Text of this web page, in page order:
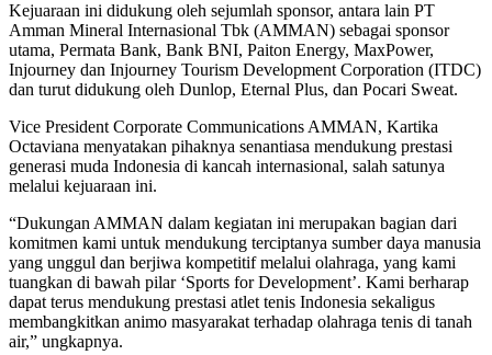
Kejuaraan ini didukung oleh sejumlah sponsor, antara lain PT
Amman Mineral Internasional Tbk (AMMAN) sebagai sponsor
utama, Permata Bank, Bank BNI, Paiton Energy, MaxPower,
Injourney dan Injourney Tourism Development Corporation (ITDC)
dan turut didukung oleh Dunlop, Eternal Plus, dan Pocari Sweat.
Vice President Corporate Communications AMMAN, Kartika
Octaviana menyatakan pihaknya senantiasa mendukung prestasi
generasi muda Indonesia di kancah internasional, salah satunya
melalui kejuaraan ini.
“Dukungan AMMAN dalam kegiatan ini merupakan bagian dari
komitmen kami untuk mendukung terciptanya sumber daya manusia
yang unggul dan berjiwa kompetitif melalui olahraga, yang kami
tuangkan di bawah pilar ‘Sports for Development’. Kami berharap
dapat terus mendukung prestasi atlet tenis Indonesia sekaligus
membangkitkan animo masyarakat terhadap olahraga tenis di tanah
air,” ungkapnya.